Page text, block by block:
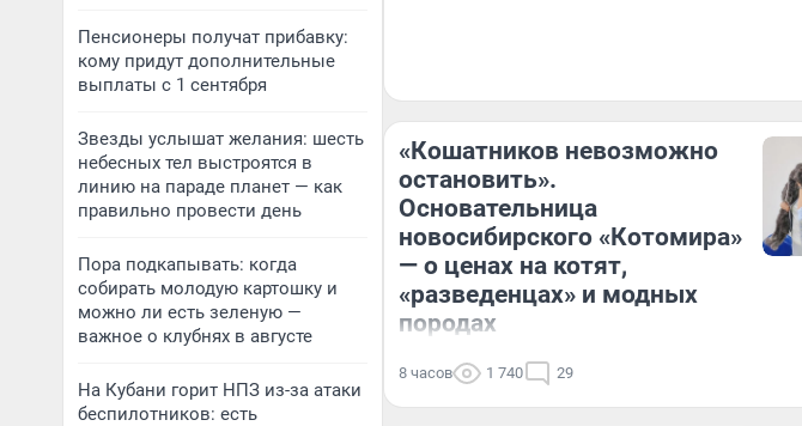
Пенсионеры получат прибавку:
кому придут дополнительные
выплаты с 1 сентября
Звезды услышат желания: шесть
небесных тел выстроятся в
линию на параде планет — как
правильно провести день
Пора подкапывать: когда
собирать молодую картошку и
можно ли есть зеленую —
важное о клубнях в августе
На Кубани горит НПЗ из-за атаки
беспилотников: есть
«Кошатников невозможно
остановить».
Основательница
новосибирского «Котомира»
— о ценах на котят,
«разведенцах» и модных
породах
8 часов 1 740 29